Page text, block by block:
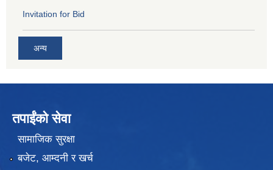
Invitation for Bid
अन्य
तपाईंको सेवा
सामाजिक सुरक्षा
बजेट, आम्दनी र खर्च